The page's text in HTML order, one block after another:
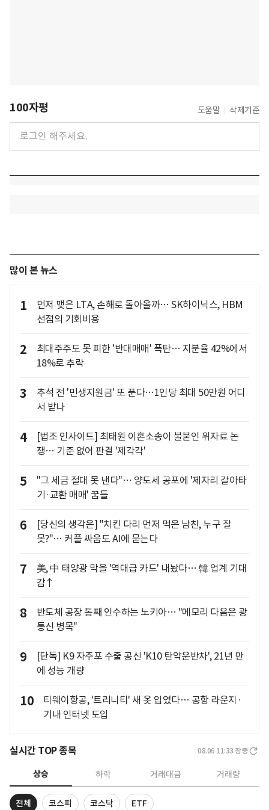
100자평 도움말 삭제기준
많이 본 뉴스
1
먼저 맺은 LTA, 손해로 돌아올까… SK하이닉스, HBM
선점의 기회비용
2
최대주주도 못 피한 '반대매매' 폭탄… 지분율 42%에서
18%로 추락
3
추석 전 '민생지원금' 또 푼다…1인당 최대 50만원 어디
서 받나
4
[법조 인사이드] 최태원 이혼소송이 불붙인 위자료 논
쟁… 기준 없어 판결 '제각각'
5
"그 세금 절대 못 낸다"… 양도세 공포에 '제자리 갈아타
기·교환 매매' 꿈틀
6
[당신의 생각은] "치킨 다리 먼저 먹은 남친, 누구 잘
못?"… 커플 싸움도 AI에 묻는다
7
美, 中 태양광 막을 '역대급 카드' 내놨다… 韓 업계 기대
감↑
8
반도체 공장 통째 인수하는 노키아… "메모리 다음은 광
통신 병목"
9
[단독] K9 자주포 수출 공신 'K10 탄약운반차', 21년 만
에 성능 개량
10
티웨이항공, '트리니티' 새 옷 입었다… 공항 라운지·
기내 인터넷 도입
실시간 TOP 종목 08.06 11:33 장중
상승 하락 거래대금 거래량
전체 코스피 코스닥 ETF